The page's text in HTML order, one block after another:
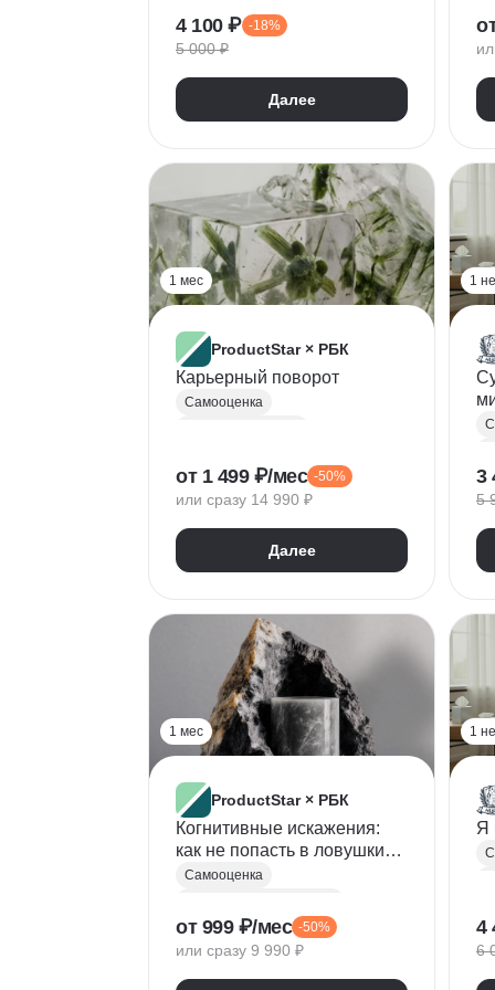
4 100 ₽ -18%
5 000 ₽
Далее
1 мес
ProductStar × РБК
Карьерный поворот
Самооценка
ИПР
от 1 499 ₽/мес -50%
или сразу 14 990 ₽
Далее
1
3
5
1 мес
ProductStar × РБК
Когнитивные искажения:
как не попасть в ловушки
мышления
Самооценка
от 999 ₽/мес -50%
или сразу 9 990 ₽
1
Я
4
6